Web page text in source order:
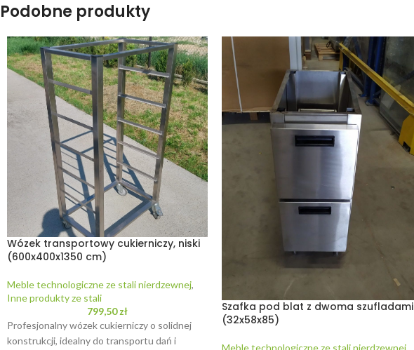
Podobne produkty
Wózek transportowy cukierniczy, niski
(600x400x1350 cm)
Meble technologiczne ze stali nierdzewnej,
Inne produkty ze stali
799,50zł
Profesjonalny wózek cukierniczy o solidnej
konstrukcji, idealny do transportu dań i
Szafka pod blat z dwoma szufladami
(32x58x85)
Meble technologiczne ze stali nierdzewnej,